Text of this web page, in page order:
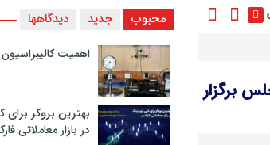
برگزار
محبوب جدید دیدگاهها
اهمیت
بهترین بروکر
در بازار معاملاتی